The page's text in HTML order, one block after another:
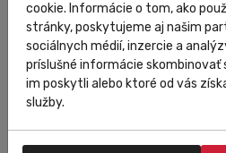
MTB maratóny
triatlon
dlhé behy a ultra beh
vytrvalostné outdoor
Nutričné hodnoty –
cookie. Informácie o tom, ako
stránky, poskytujeme aj našim
sociálnych médií, inzercie a
príslušné informácie skombinovať
im poskytli alebo ktoré od vás
služby.